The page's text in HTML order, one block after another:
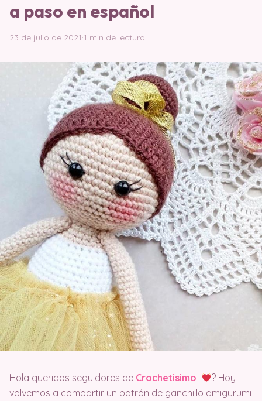
a paso en español
23 de julio de 2021·1 min de lectura
Hola queridos seguidores de Crochetisimo
? Hoy
volvemos a compartir un patrón de ganchillo amigurumi